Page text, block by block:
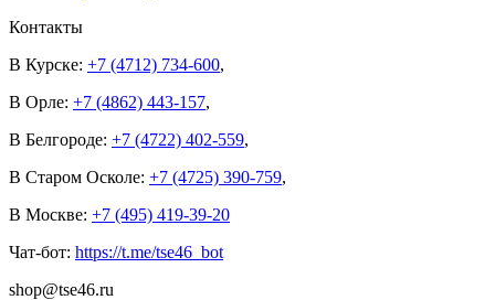
Контакты
В Курске: +7 (4712) 734-600,
В Орле: +7 (4862) 443-157,
В Белгороде: +7 (4722) 402-559,
В Старом Осколе: +7 (4725) 390-759,
В Москве: +7 (495) 419-39-20
Чат-бот: https://t.me/tse46_bot
shop@tse46.ru